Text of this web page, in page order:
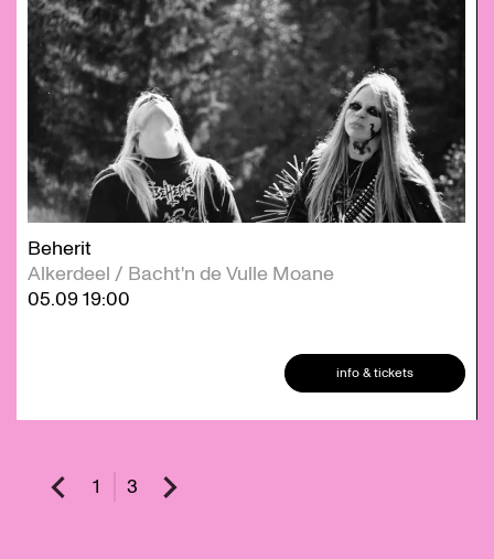
Beherit
Alkerdeel / Bacht'n de Vulle Moane
05.0919:00
info & tickets
1 3